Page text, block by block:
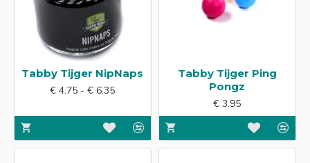
Tabby Tijger NipNaps
€ 4.75 - € 6.35
Tabby Tijger Ping
Pongz
€ 3.95